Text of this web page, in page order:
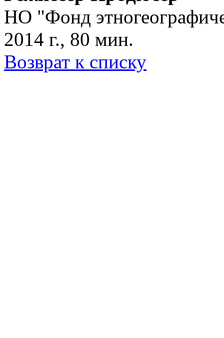
НО "Фонд
2014 г., 80 мин.
Возврат к списку